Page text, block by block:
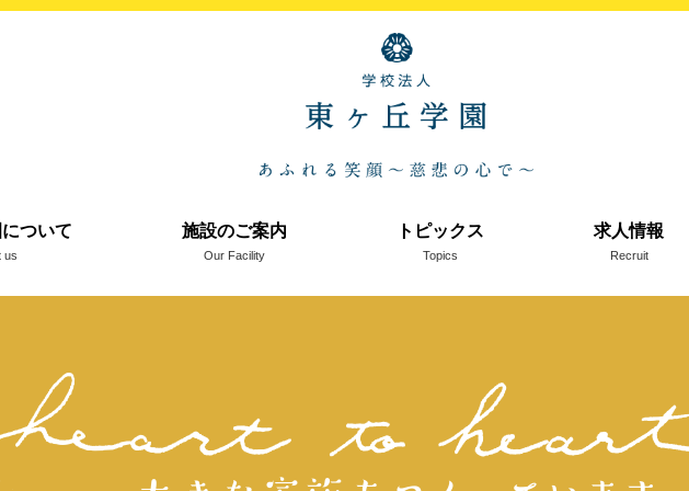
ついて
us
施設のご案内
Our Facility
トピックス
Topics
求人情報
Recruit